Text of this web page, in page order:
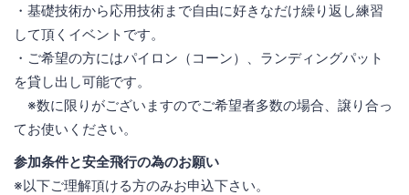
・基礎技術から応用技術まで自由に好きなだけ繰り返し練習
して頂くイベントです。
・ご希望の方にはパイロン（コーン）、ランディングパット
を貸し出し可能です。
※数に限りがございますのでご希望者多数の場合、譲り合っ
てお使いください。
参加条件と安全飛行の為のお願い
※以下ご理解頂ける方のみお申込下さい。